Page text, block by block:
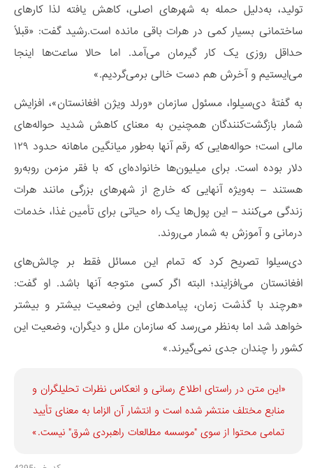
تولید، به‌دلیل حمله به شهرهای اصلی، کاهش یافته لذا کارهای
ساختمانی بسیار کمی در هرات باقی مانده است.رشید گفت: «قبلاً
حداقل روزی یک کار گیرمان می‌آمد. اما حالا ساعت‌ها اینجا
می‌ایستیم و آخرش هم دست خالی برمی‌گردیم.»
به گفتۀ دی‌سیلوا، مسئول سازمان «ورلد ویژن افغانستان»، افزایش
شمار بازگشت‌کنندگان همچنین به معنای کاهش شدید حواله‌های
مالی است؛ حواله‌هایی که رقم آنها به‌طور میانگین ماهانه حدود ۱۲۹
دلار بوده‌ است. برای میلیون‌ها خانواده‌ای که با فقر مزمن روبه‌رو
هستند – به‌ویژه آنهایی که خارج از شهرهای بزرگی مانند هرات
زندگی می‌کنند – این پول‌ها یک راه حیاتی برای تأمین غذا، خدمات
درمانی و آموزش به شمار می‌روند.
دی‌سیلوا تصریح کرد که تمام این مسائل فقط بر چالش‌های
افغانستان می‌افزایند؛ البته اگر کسی متوجه آنها باشد. او گفت:
«هرچند با گذشت زمان، پیامدهای این وضعیت بیشتر و بیشتر
خواهد شد اما به‌نظر می‌رسد که سازمان ملل و دیگران، وضعیت این
کشور را چندان جدی نمی‌گیرند.»
«این متن در راستای اطلاع رسانی و انعكاس نظرات تحليلگران و
منابع مختلف منتشر شده است و انتشار آن الزاما به معنای تأیید
تمامی محتوا از سوی "موسسه مطالعات راهبردی شرق" نیست.»